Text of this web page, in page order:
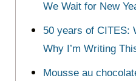
We Wait for New
50 years of CITES:
Why I’m Writing
Mousse au